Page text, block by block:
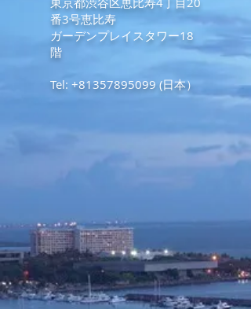
番3号恵比寿
ガーデンプレイスタワー18
階
Tel: +81357895099 (日本）